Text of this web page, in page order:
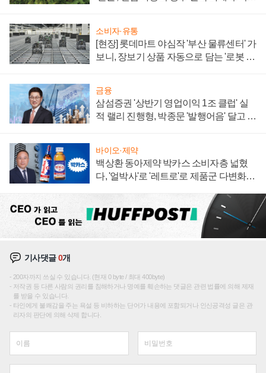
소비자·유통
[현장] 롯데마트 야심작 '부산 물류센터' 가
보니, 장보기 상품 자동으로 담는 '로봇 40
금융
삼섬증권 '상반기 영업이익 1조 클럽' 실
적 랠리 진행형, 박종문 '발행어음' 달고 연
바이오·제약
백상환 동아제약 박카스 소비자층 넓혔
다, '얼박사'로 '레트로'로 제품군 다변화
기사댓글0개
200자까지 쓰실 수 있습니다. (현재 0 byte / 최대 400byte)
저작권 등 다른 사람의 권리를 침해하거나 명예를 훼손하는 댓글은 관련 법률에 의해 제재
를 받을 수 있습니다.
타인에게 불쾌감을 주는 욕설 등 비하하는 단어가 내용에 포함되거나 인신공격성 글은 관
리자의 판단에 의해 삭제 합니다.